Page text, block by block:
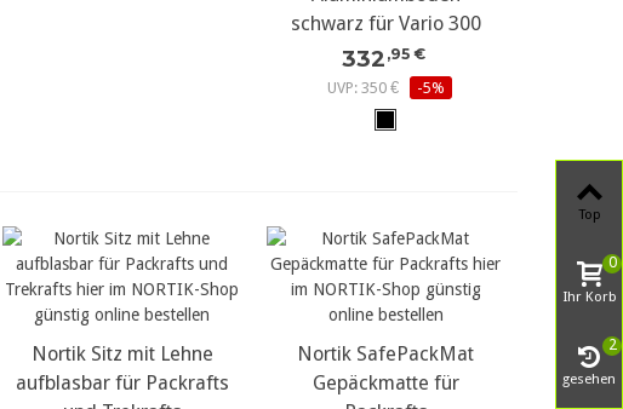
schwarz für Vario 300
332 ,95 €
UVP: 350 €
-5%
mehr Details...
Nortik Sitz mit Lehne
aufblasbar für Packrafts
mehr Details...
Nortik SafePackMat
Gepäckmatte für
Top
Ihr Korb
0
gesehen
2